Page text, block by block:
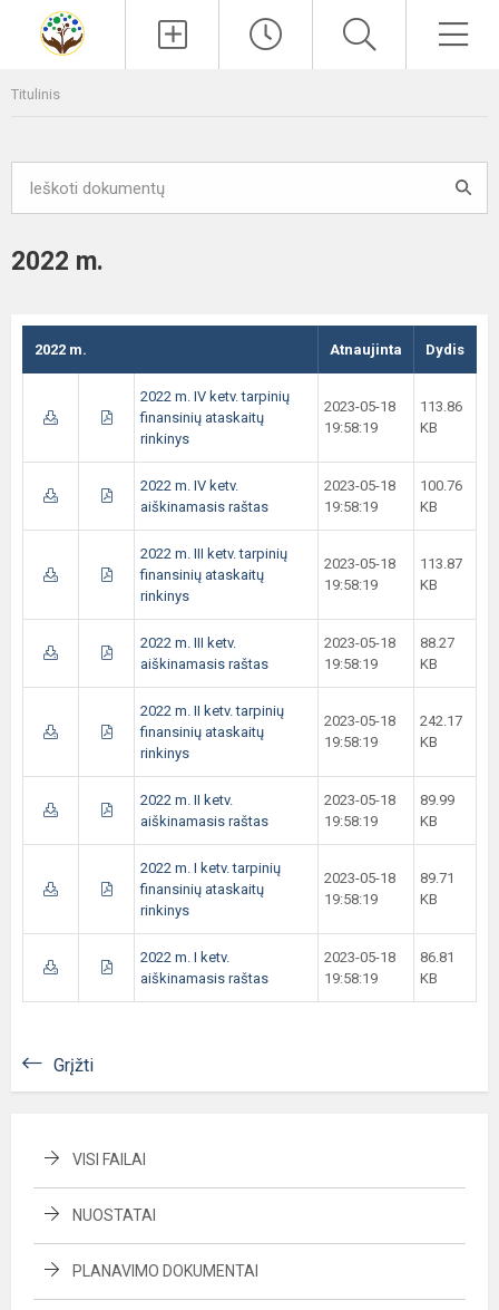
Titulinis
2022 m.
2022 m. Atnaujinta Dydis
2022 m. IV ketv. tarpinių
finansinių ataskaitų
rinkinys
2023-05-18
19:58:19
113.86
KB
2022 m. IV ketv.
aiškinamasis raštas
2023-05-18
19:58:19
100.76
KB
2022 m. III ketv. tarpinių
finansinių ataskaitų
rinkinys
2023-05-18
19:58:19
113.87
KB
2022 m. III ketv.
aiškinamasis raštas
2023-05-18
19:58:19
88.27
KB
2022 m. II ketv. tarpinių
finansinių ataskaitų
rinkinys
2023-05-18
19:58:19
242.17
KB
2022 m. II ketv.
aiškinamasis raštas
2023-05-18
19:58:19
89.99
KB
2022 m. I ketv. tarpinių
finansinių ataskaitų
rinkinys
2023-05-18
19:58:19
89.71
KB
2022 m. I ketv.
aiškinamasis raštas
2023-05-18
19:58:19
86.81
KB
Grįžti
VISI FAILAI
NUOSTATAI
PLANAVIMO DOKUMENTAI